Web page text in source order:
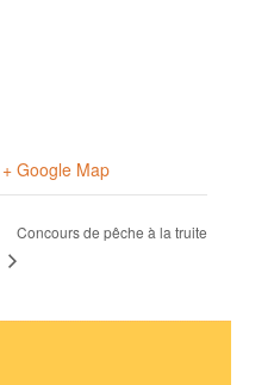
+ Google Map
Concours de pêche à la truite